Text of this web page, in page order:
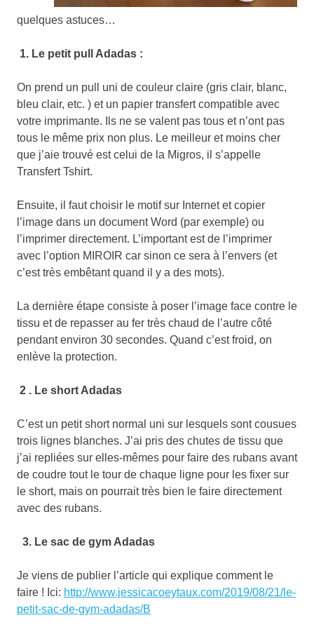
quelques astuces…
1. Le petit pull Adadas :
On prend un pull uni de couleur claire (gris clair, blanc,
bleu clair, etc. ) et un papier transfert compatible avec
votre imprimante. Ils ne se valent pas tous et n’ont pas
tous le même prix non plus. Le meilleur et moins cher
que j’aie trouvé est celui de la Migros, il s’appelle
Transfert Tshirt.
Ensuite, il faut choisir le motif sur Internet et copier
l’image dans un document Word (par exemple) ou
l’imprimer directement. L’important est de l’imprimer
avec l’option MIROIR car sinon ce sera à l’envers (et
c’est très embêtant quand il y a des mots).
La dernière étape consiste à poser l’image face contre le
tissu et de repasser au fer très chaud de l’autre côté
pendant environ 30 secondes. Quand c’est froid, on
enlève la protection.
2 . Le short Adadas
C’est un petit short normal uni sur lesquels sont cousues
trois lignes blanches. J’ai pris des chutes de tissu que
j’ai repliées sur elles-mêmes pour faire des rubans avant
de coudre tout le tour de chaque ligne pour les fixer sur
le short, mais on pourrait très bien le faire directement
avec des rubans.
3. Le sac de gym Adadas
Je viens de publier l’article qui explique comment le
faire ! Ici: http://www.jessicacoeytaux.com/2019/08/21/le-
petit-sac-de-gym-adadas/B